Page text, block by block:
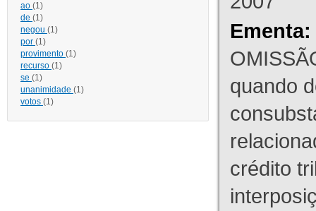
ao (1)
de (1)
negou (1)
por (1)
provimento (1)
recurso (1)
se (1)
unanimidade (1)
votos (1)
Ementa:
quando
crédito